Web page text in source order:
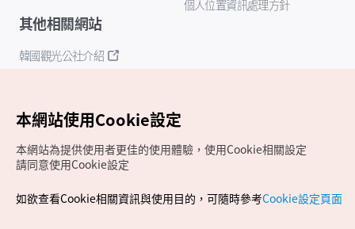
個人位置資訊處理方針
其他相關網站
韓國觀光公社介紹
Copyrights (c) 韓國觀光公社版權所有
本網站使用Cookie設定
本網站為提供使用者更佳的使用體驗，使用Cookie相關設定
請同意使用Cookie設定
如欲查看Cookie相關資訊與使用目的，可隨時參考Cookie設定頁面